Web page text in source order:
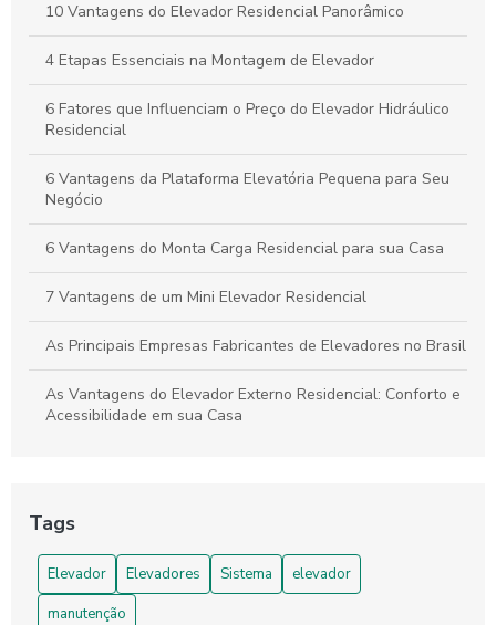
Melhor para Seu Prédio
Descubra as Melhores Empresas de Elevadores e Suas
Inovações
10 Vantagens do Elevador Residencial Panorâmico
4 Etapas Essenciais na Montagem de Elevador
6 Fatores que Influenciam o Preço do Elevador Hidráulico
Residencial
6 Vantagens da Plataforma Elevatória Pequena para Seu
Negócio
6 Vantagens do Monta Carga Residencial para sua Casa
7 Vantagens de um Mini Elevador Residencial
As Principais Empresas Fabricantes de Elevadores no Brasil
As Vantagens do Elevador Externo Residencial: Conforto e
Acessibilidade em sua Casa
Benefícios da Plataforma Elevatória Cadeirante
Como Determinar o Valor de Elevador Residencial para sua
Tags
Elevador Elevadores Sistema
elevador
manutenção